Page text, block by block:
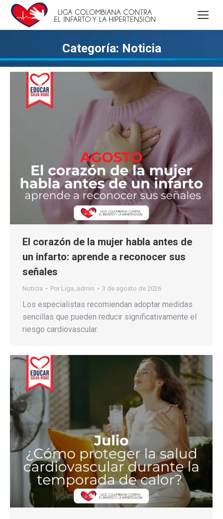
Categoría: Noticia
El corazón de la mujer habla antes de
un infarto: aprende a reconocer sus
señales
Noticia Por Liga_admin 3 de agosto de 2026
Los especialistas recomiendan adoptar medidas
sencillas que pueden reducir significativamente el
riesgo cardiovascular.